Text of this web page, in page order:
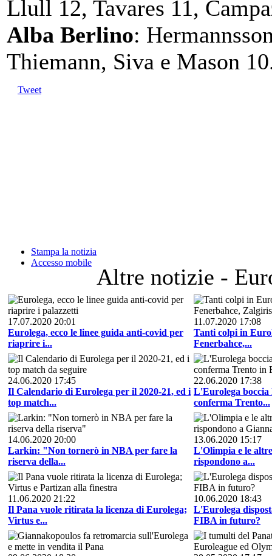
Llull 12, Tavares 11,
Alba Berlino:
Thiemann, Siva e Mason
Tweet
Stampa la notizia
Accesso mobile
Altre notizie -
17.07.2020 20:01
Eurolega, ecco le linee guida anti-covid per
riaprire i...
11.07.2020 17:08
Tanti colpi in
Fenerbahce,...
24.06.2020 17:45
Il Calendario di Eurolega per il 2020-21, ed i
top match...
22.06.2020 17:38
L'Eurolega boccia
conferma Trento...
14.06.2020 20:00
Larkin: "Non tornerò in NBA per fare la
riserva della...
13.06.2020 15:17
L'Olimpia e le
rispondono a...
11.06.2020 21:22
Il Pana vuole ritirata la licenza di Eurolega;
Virtus e...
10.06.2020 18:43
L'Eurolega
FIBA in futuro?